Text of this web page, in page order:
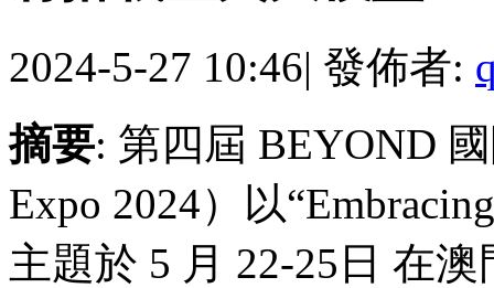
2024-5-27 10:46| 發佈者:
摘要: 第四屆 BEYOND
Expo 2024）以
主題於 5 月 22-25日 在